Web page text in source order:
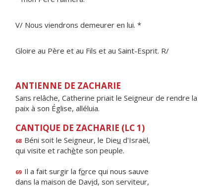
V/ Nous viendrons demeurer en lui. *
Gloire au Père et au Fils et au Saint-Esprit. R/
ANTIENNE DE ZACHARIE
Sans relâche, Catherine priait le Seigneur de rendre la
paix à son Église, alléluia.
CANTIQUE DE ZACHARIE (LC 1)
68 Béni soit le Seigneur, le Dieu d'Israël,
qui visite et rachète son peuple.
69 Il a fait surgir la force qui nous sauve
dans la maison de David, son serviteur,